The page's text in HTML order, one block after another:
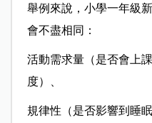
舉例來說，小學一年級
會不盡相同：
活動需求量（是否會上
度）、
規律性（是否影響到睡